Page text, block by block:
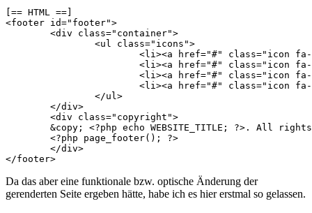
[== HTML ==]
<footer id="footer">
</footer>
Da das aber eine funktionale bzw. optische Änderung der
gerenderten Seite ergeben hätte, habe ich es hier erstmal so gelassen.